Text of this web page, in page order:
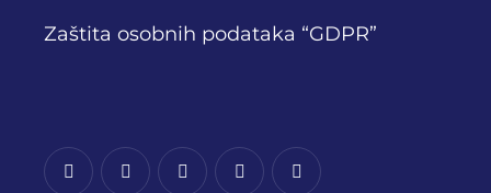
Zaštita osobnih podataka “GDPR”